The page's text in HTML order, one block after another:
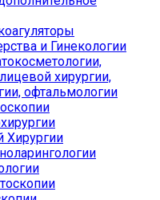
и Гинекологии
хирургии,
офтальмологии